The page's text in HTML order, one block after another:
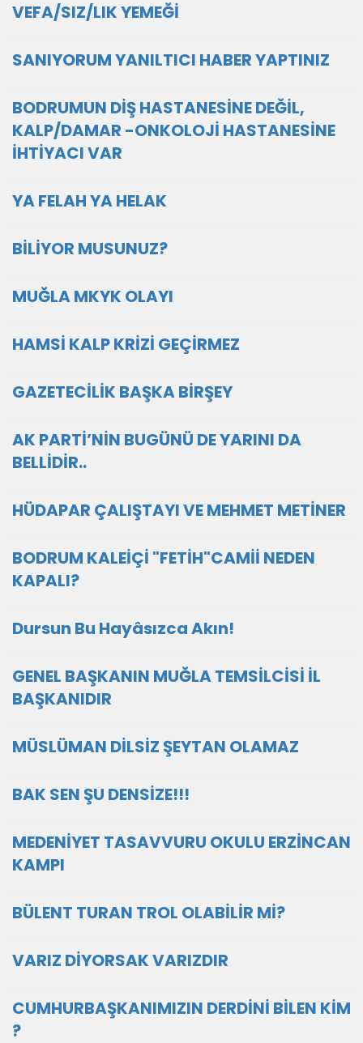
VEFA/SIZ/LIK YEMEĞİ
SANIYORUM YANILTICI HABER YAPTINIZ
BODRUMUN DİŞ HASTANESİNE DEĞİL,
KALP/DAMAR -ONKOLOJİ HASTANESİNE
İHTİYACI VAR
YA FELAH YA HELAK
BİLİYOR MUSUNUZ?
MUĞLA MKYK OLAYI
HAMSİ KALP KRİZİ GEÇİRMEZ
GAZETECİLİK BAŞKA BİRŞEY
AK PARTİ’NİN BUGÜNÜ DE YARINI DA
BELLİDİR..
HÜDAPAR ÇALIŞTAYI VE MEHMET METİNER
BODRUM KALEİÇİ "FETİH"CAMİİ NEDEN
KAPALI?
Dursun Bu Hayâsızca Akın!
GENEL BAŞKANIN MUĞLA TEMSİLCİSİ İL
BAŞKANIDIR
MÜSLÜMAN DİLSİZ ŞEYTAN OLAMAZ
BAK SEN ŞU DENSİZE!!!
MEDENİYET TASAVVURU OKULU ERZİNCAN
KAMPI
BÜLENT TURAN TROL OLABİLİR Mİ?
VARIZ DİYORSAK VARIZDIR
CUMHURBAŞKANIMIZIN DERDİNİ BİLEN KİM
?